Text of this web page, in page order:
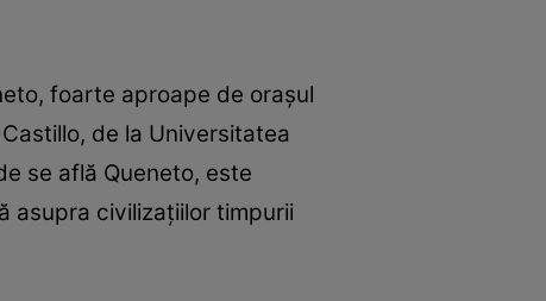
foarte aproape de orașul
de la Universitatea
se află Queneto, este
asupra civilizațiilor timpurii